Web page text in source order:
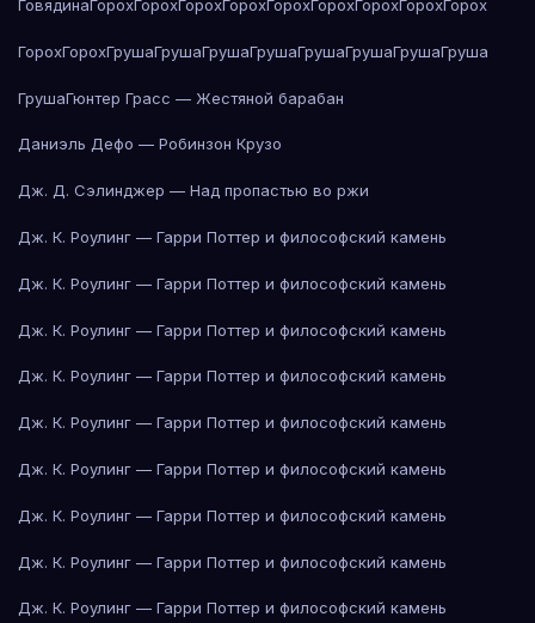
ГовядинаГорохГорохГорохГорохГорохГорохГорохГорохГорох
ГорохГорохГрушаГрушаГрушаГрушаГрушаГрушаГрушаГруша
ГрушаГюнтер Грасс — Жестяной барабан
Даниэль Дефо — Робинзон Крузо
Дж. Д. Сэлинджер — Над пропастью во ржи
Дж. К. Роулинг — Гарри Поттер и философский камень
Дж. К. Роулинг — Гарри Поттер и философский камень
Дж. К. Роулинг — Гарри Поттер и философский камень
Дж. К. Роулинг — Гарри Поттер и философский камень
Дж. К. Роулинг — Гарри Поттер и философский камень
Дж. К. Роулинг — Гарри Поттер и философский камень
Дж. К. Роулинг — Гарри Поттер и философский камень
Дж. К. Роулинг — Гарри Поттер и философский камень
Дж. К. Роулинг — Гарри Поттер и философский камень